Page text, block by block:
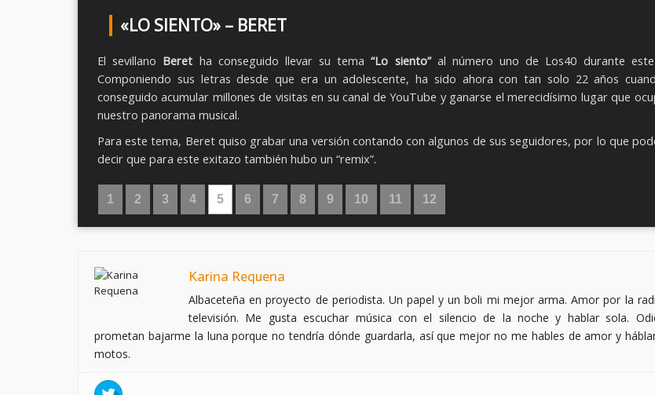
«LO SIENTO» – BERET
El sevillano Beret ha conseguido llevar su tema “Lo siento”al número uno de Los40 durante
Componiendo sus letras desde que era un adolescente, ha sido ahora con tan solo 22 años
conseguido acumular millones de visitas en su canal de YouTube y ganarse el merecidísimo lugar que
nuestro panorama musical.
Para este tema, Beret quiso grabar una versión contando con algunos de sus seguidores, por lo que
decir que para este exitazo también hubo un “remix”.
1 2 3 4 5 6 7 8 9 10 11 12
Karina Requena
Albaceteña en proyecto de periodista. Un papel y un boli mi mejor arma. Amor por la
televisión. Me gusta escuchar música con el silencio de la noche y hablar sola.
prometan bajarme la luna porque no tendría dónde guardarla, así que mejor no me hables de amor y
motos.